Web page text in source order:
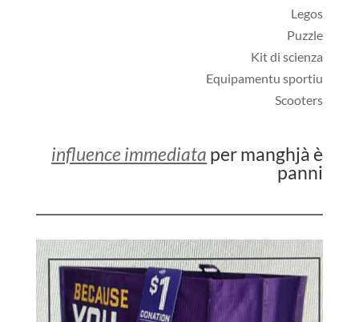
Legos
Puzzle
Kit di scienza
Equipamentu sportiu
Scooters
influence immediata per manghjà è
panni